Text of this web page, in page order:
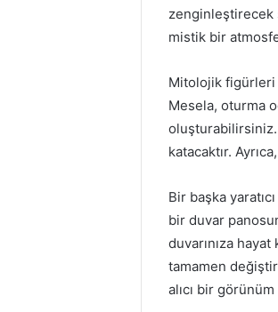
zenginleştirecek
mistik bir
Mitolojik figürleri
Mesela, oturma
katacaktır.
Bir başka
bir duvar
duvarınıza
tamamen
alıcı bir